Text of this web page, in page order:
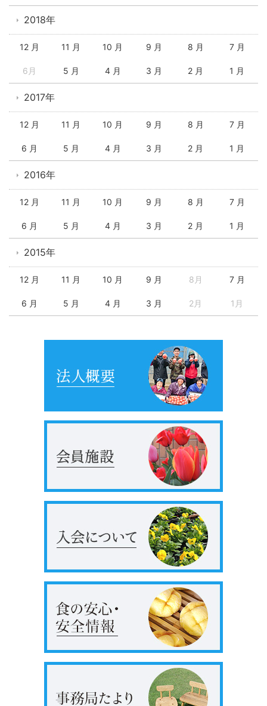
2018年
12 月 11 月 10 月 9 月 8 月 7 月
6月 5 月 4 月 3 月 2 月 1 月
2017年
12 月 11 月 10 月 9 月 8 月 7 月
6 月 5 月 4 月 3 月 2 月 1 月
2016年
12 月 11 月 10 月 9 月 8 月 7 月
6 月 5 月 4 月 3 月 2 月 1 月
2015年
12 月 11 月 10 月 9 月 8月 7 月
6 月 5 月 4 月 3 月 2月 1月